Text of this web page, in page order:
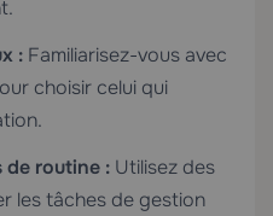
: Familiarisez-vous avec
choisir celui qui
de routine : Utilisez des
les tâches de gestion